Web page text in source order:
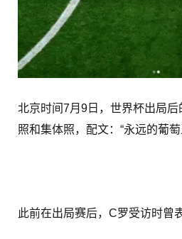
北京时间7月9日，世界杯出局
照和集体照，配文：“永远的葡萄
此前在出局赛后，C罗受访时曾